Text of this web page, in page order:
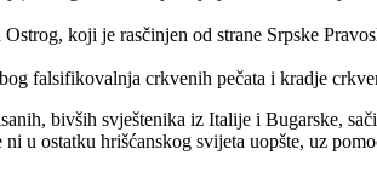
koji je rasčinjen od strane Srpske
falsifikovalnja crkvenih pečata i kradje
bivših svještenika iz Italije i Bugarske,
u ostatku hrišćanskog svijeta uopšte, uz